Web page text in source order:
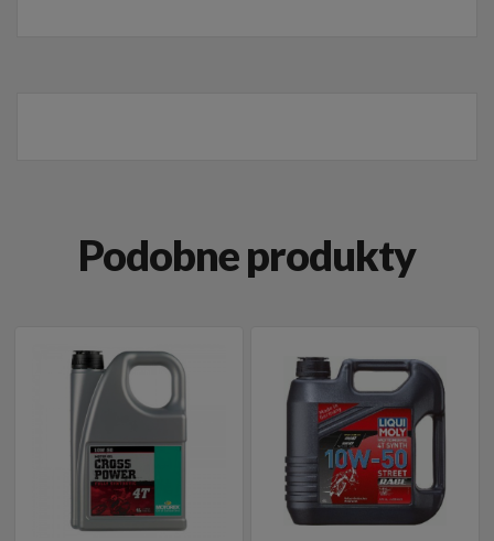
Podobne produkty